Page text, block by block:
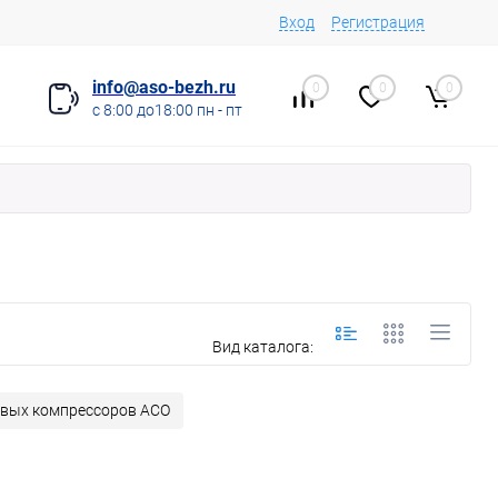
Вход Регистрация
info@aso-bezh.ru
с 8:00 до18:00 пн - пт
0 0 0
Вид каталога:
компрессоров АСО